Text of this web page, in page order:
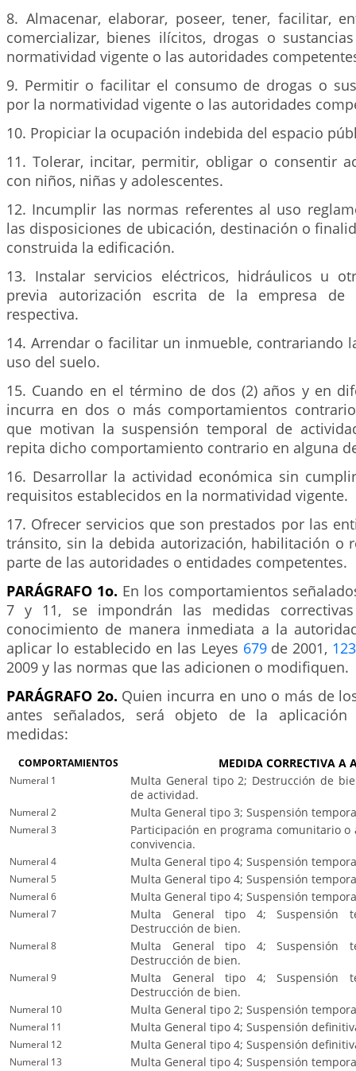
8. Almacenar, elaborar, poseer, tener, facilitar,
comercializar, bienes ilícitos, drogas o
normatividad vigente o las autoridades
9. Permitir o facilitar el consumo de drogas o
por la normatividad vigente o las autoridades
10. Propiciar la ocupación indebida del espacio
11. Tolerar, incitar, permitir, obligar o consentir
con niños, niñas y adolescentes.
12. Incumplir las normas referentes al uso
las disposiciones de ubicación, destinación o
construida la edificación.
13. Instalar servicios eléctricos, hidráulicos u
previa autorización escrita de la empresa de
respectiva.
14. Arrendar o facilitar un inmueble, contrariando
uso del suelo.
15. Cuando en el término de dos (2) años y en
incurra en dos o más comportamientos
que motivan la suspensión temporal de
repita dicho comportamiento contrario en alguna
16. Desarrollar la actividad económica sin
requisitos establecidos en la normatividad vigente.
17. Ofrecer servicios que son prestados por las
tránsito, sin la debida autorización, habilitación o
parte de las autoridades o entidades competentes.
PARÁGRAFO 1o. En los comportamientos
7 y 11, se impondrán las medidas
conocimiento de manera inmediata a la
aplicar lo establecido en las Leyes 679de 2001,
2009 y las normas que las adicionen o modifiquen.
PARÁGRAFO 2o. Quien incurra en uno o más de
antes señalados, será objeto de la
medidas:
COMPORTAMIENTOS MEDIDA CORRECTIVA A
Numeral 1
Multa General tipo 2; Destrucción de
de actividad.
Numeral 2 Multa General tipo 3; Suspensión
Numeral 3
Participación en programa comunitario o
convivencia.
Numeral 4 Multa General tipo 4; Suspensión
Numeral 5 Multa General tipo 4; Suspensión
Numeral 6 Multa General tipo 4; Suspensión
Numeral 7
Multa General tipo 4; Suspensión
Destrucción de bien.
Numeral 8
Multa General tipo 4; Suspensión
Destrucción de bien.
Numeral 9
Multa General tipo 4; Suspensión
Destrucción de bien.
Numeral 10 Multa General tipo 2; Suspensión
Numeral 11 Multa General tipo 4; Suspensión
Numeral 12 Multa General tipo 4; Suspensión
Numeral 13 Multa General tipo 4; Suspensión